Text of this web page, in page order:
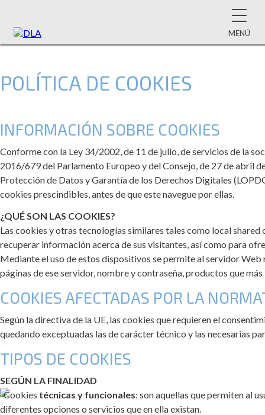
POLÍTICA DE COOKIES
INFORMACIÓN SOBRE COOKIES
Conforme con la Ley 34/2002, de 11 de julio, de servicios de la
2016/679 del Parlamento Europeo y del Consejo, de 27 de abril
Protección de Datos y Garantía de los Derechos Digitales
cookies prescindibles, antes de que este navegue por ellas.
¿QUÉ SON LAS COOKIES?
Las cookies y otras tecnologías similares tales como local
recuperar información acerca de sus visitantes, así como para
Mediante el uso de estos dispositivos se permite al servidor
páginas de ese servidor, nombre y contraseña, productos que más
COOKIES AFECTADAS POR LA
Según la directiva de la UE, las cookies que requieren el
quedando exceptuadas las de carácter técnico y las necesarias
TIPOS DE COOKIES
SEGÚN LA FINALIDAD
Cookies técnicas y funcionales: son aquellas que permiten al
diferentes opciones o servicios que en ella existan.
MENÚ